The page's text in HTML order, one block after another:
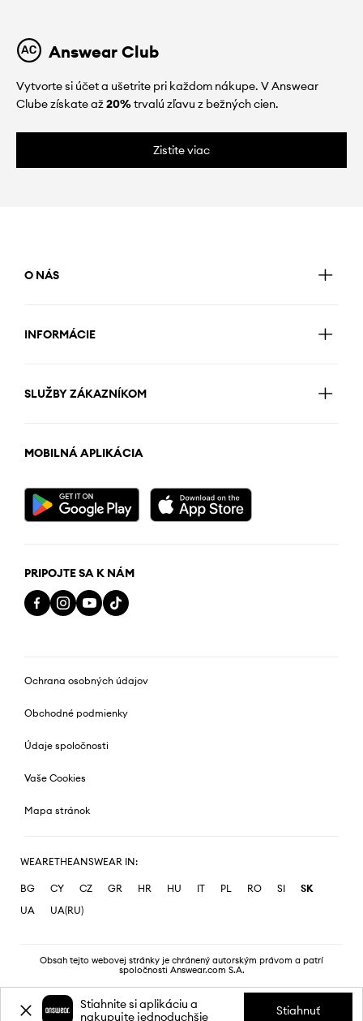
Answear Club
Vytvorte si účet a ušetrite pri každom nákupe. V Answear
Clube získate až20%trvalú zľavu z bežných cien.
Zistite viac
O NÁS
INFORMÁCIE
SLUŽBY ZÁKAZNÍKOM
MOBILNÁ APLIKÁCIA
PRIPOJTE SA K NÁM
Ochrana osobných údajov
Obchodné podmienky
Údaje spoločnosti
Vaše Cookies
Mapa stránok
WEARETHEANSWEAR IN:
BG CY CZ GR HR HU IT PL RO SI
SK
UA
UA(RU)
Obsah tejto webovej stránky je chránený autorským právom a patrí
spoločnosti Answear.com S.A.
Stiahnite si aplikáciu a
nakupujte jednoduchšie
Stiahnuť